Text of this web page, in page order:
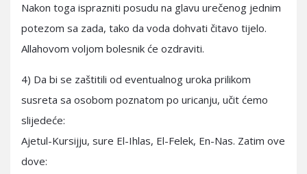
Nakon toga isprazniti posudu na glavu urečenog jednim
potezom sa zada, tako da voda dohvati čitavo tijelo.
Allahovom voljom bolesnik će ozdraviti.
4) Da bi se zaštitili od eventualnog uroka prilikom
susreta sa osobom poznatom po uricanju, učit ćemo
slijedeće:
Ajetul-Kursijju, sure El-Ihlas, El-Felek, En-Nas. Zatim ove
dove: